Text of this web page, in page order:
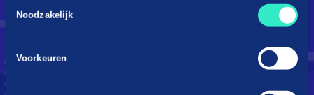
Noodzakelijk
Voorkeuren
Droom je van een kingsize